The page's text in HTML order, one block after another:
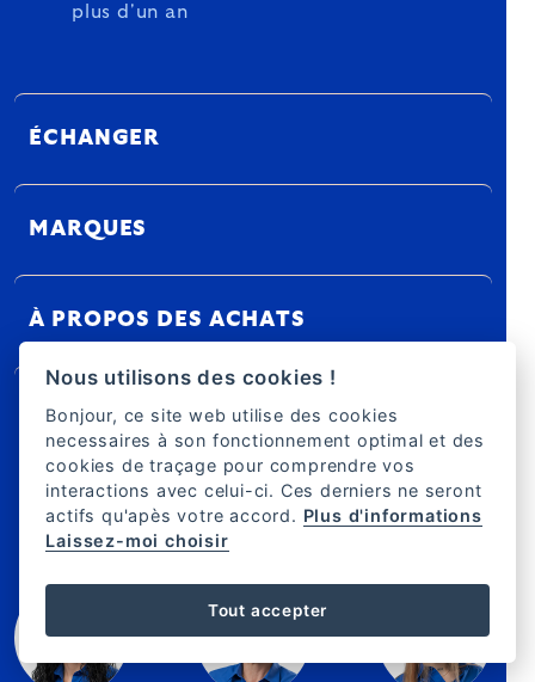
plus d'un an
ÉCHANGER
MARQUES
À PROPOS DES ACHATS
KULINA
NOUS SOMMES LÀ POUR VOUS
Nous utilisons des cookies !
Bonjour, ce site web utilise des cookies
necessaires à son fonctionnement optimal et des
cookies de traçage pour comprendre vos
interactions avec celui-ci. Ces derniers ne seront
actifs qu'apès votre accord. Plus d'informations
Laissez-moi choisir
Tout accepter